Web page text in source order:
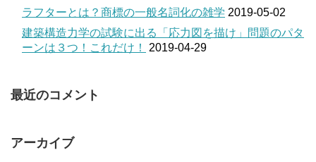
ラフターとは？商標の一般名詞化の雑学 2019-05-02
建築構造力学の試験に出る「応力図を描け」問題のパタ
ーンは３つ！これだけ！
2019-04-29
最近のコメント
アーカイブ